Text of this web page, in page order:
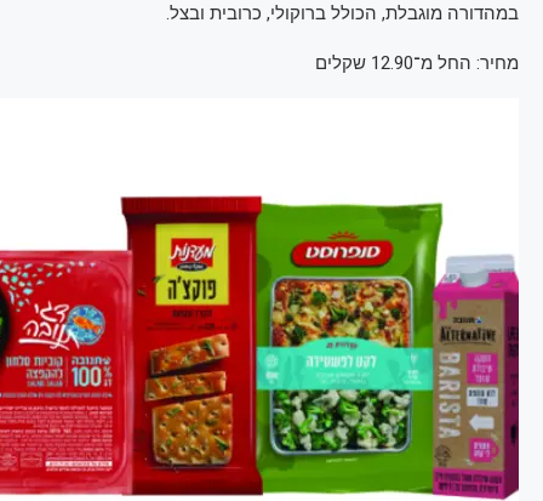
במהדורה מוגבלת, הכולל ברוקולי, כרובית ובצל.
מחיר: החל מ־12.90 שקלים